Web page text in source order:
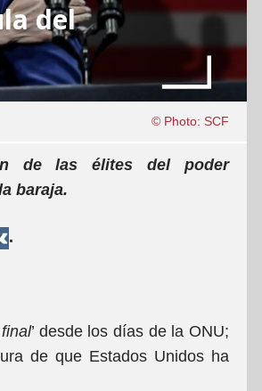
del
© Photo: SCF
de las élites del poder
baraja.
.
’ desde los días de la ONU;
de que Estados Unidos ha